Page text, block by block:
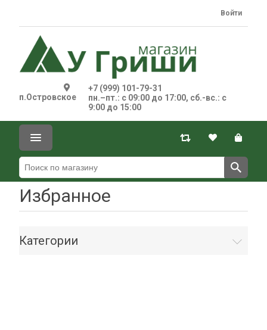
п.Островское
+7 (999) 101-79-31
пн.–пт.: с 09:00 до 17:00, сб.-вс.: с
9:00 до 15:00
Войти
Избранное
Категории